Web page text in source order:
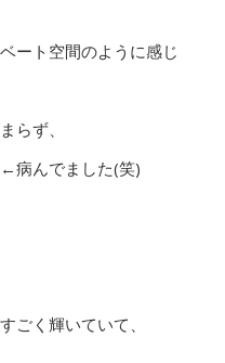
ート空間のように感じ
らず、
病んでました(笑)
ごく輝いていて、